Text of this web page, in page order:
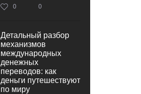
0 0
Детальный разбор
механизмов
международных
денежных
переводов: как
деньги путешествуют
по миру